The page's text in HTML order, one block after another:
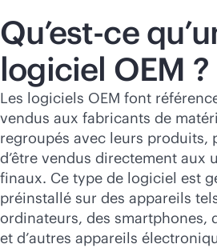
Qu’est-ce
logiciel OEM ?
Les logiciels OEM font
vendus aux fabricants de
regroupés avec leurs produits,
d’être vendus directement aux
finaux. Ce type de logiciel est
préinstallé sur des appareils
ordinateurs, des smartphones,
et d’autres appareils